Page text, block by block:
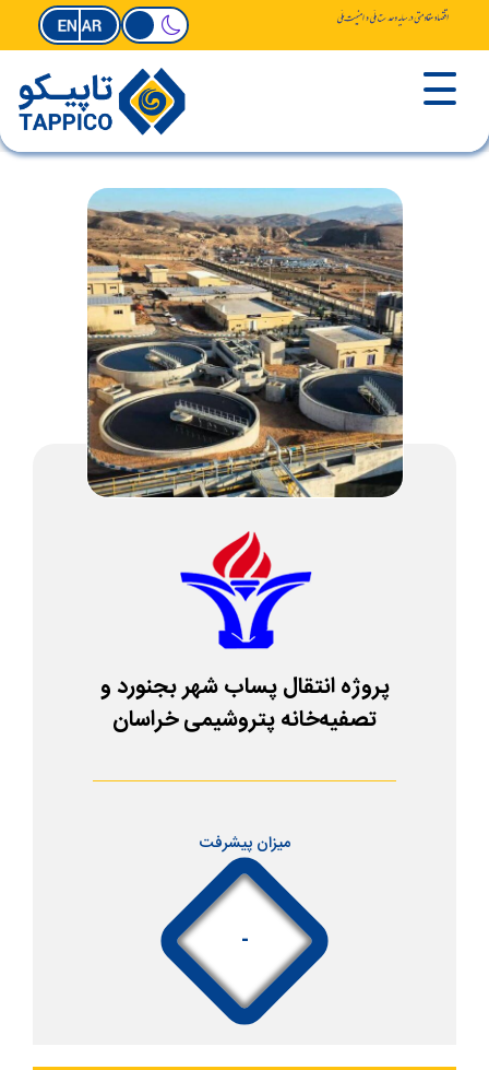
پروژه انتقال پساب شهر بجنورد و
تصفیه‌خانه پتروشیمی خراسان
میزان پیشرفت
-